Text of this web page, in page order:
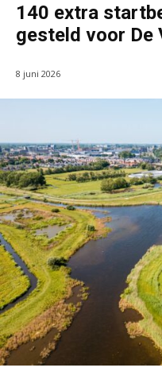
140 extra
gesteld voor De
8 juni 2026